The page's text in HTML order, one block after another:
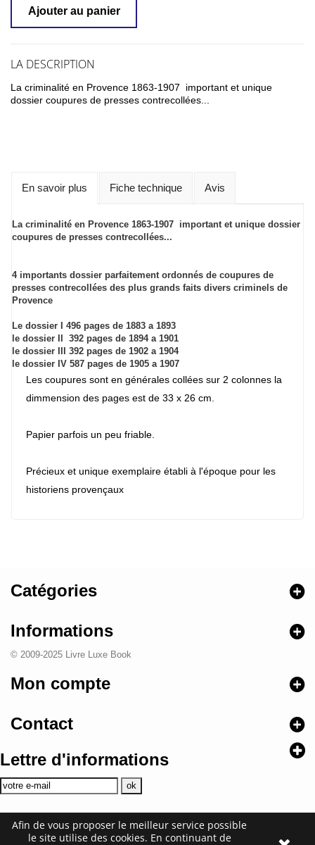
Afin de vous proposer le meilleur service possible
le site utilise des cookies. En continuant de
Ajouter au panier
LA DESCRIPTION
La criminalité en Provence 1863-1907 important et unique
dossier coupures de presses contrecollées...
En savoir plus Fiche technique Avis
La criminalité en Provence 1863-1907 important et unique dossier
coupures de presses contrecollées...
4 importants dossier parfaitement ordonnés de coupures de
presses contrecollées des plus grands faits divers criminels de
Provence
Le dossier I 496 pages de 1883 a 1893
le dossier II 392 pages de 1894 a 1901
le dossier III 392 pages de 1902 a 1904
le dossier IV 587 pages de 1905 a 1907
Les coupures sont en générales collées sur 2 colonnes la
dimmension des pages est de 33 x 26 cm.
Papier parfois un peu friable.
Précieux et unique exemplaire établi à l'époque pour les
historiens provençaux
Catégories
Informations
© 2009-2025 Livre Luxe Book
Mon compte
Contact
Lettre d'informations